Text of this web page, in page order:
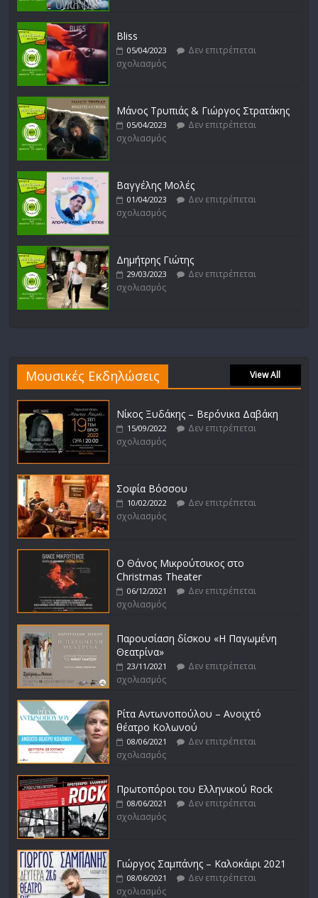
Bliss
05/04/2023
Δεν επιτρέπεται
σχολιασμός
Μάνος Τρυπιάς & Γιώργος Στρατάκης
05/04/2023
Δεν επιτρέπεται
σχολιασμός
Βαγγέλης Μολές
01/04/2023
Δεν επιτρέπεται
σχολιασμός
Δημήτρης Γιώτης
29/03/2023
Δεν επιτρέπεται
σχολιασμός
Μουσικές Εκδηλώσεις View All
Νίκος Ξυδάκης – Βερόνικα Δαβάκη
15/09/2022
Δεν επιτρέπεται
σχολιασμός
Σοφία Βόσσου
10/02/2022
Δεν επιτρέπεται
σχολιασμός
Ο Θάνος Μικρούτσικος στο
Christmas Theater
06/12/2021
Δεν επιτρέπεται
σχολιασμός
Παρουσίαση δίσκου «Η Παγωμένη
Θεατρίνα»
23/11/2021
Δεν επιτρέπεται
σχολιασμός
Ρίτα Αντωνοπούλου – Ανοιχτό
θέατρο Κολωνού
08/06/2021
Δεν επιτρέπεται
σχολιασμός
Πρωτοπόροι του Ελληνικού Rock
08/06/2021
Δεν επιτρέπεται
σχολιασμός
Γιώργος Σαμπάνης – Καλοκάιρι 2021
08/06/2021
Δεν επιτρέπεται
σχολιασμός